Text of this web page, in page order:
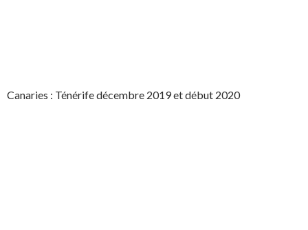
Canaries : Ténérife décembre 2019 et début 2020